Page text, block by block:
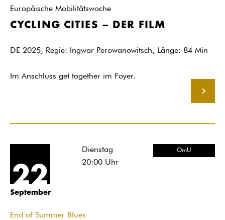
Europäische Mobilitätswoche
CYCLING CITIES – DER FILM
DE 2025, Regie: Ingwar Perowanowitsch, Länge: 84 Min
Im Anschluss get together im Foyer.
22
September
Dienstag
20:00Uhr
OmU
End of Summer Blues